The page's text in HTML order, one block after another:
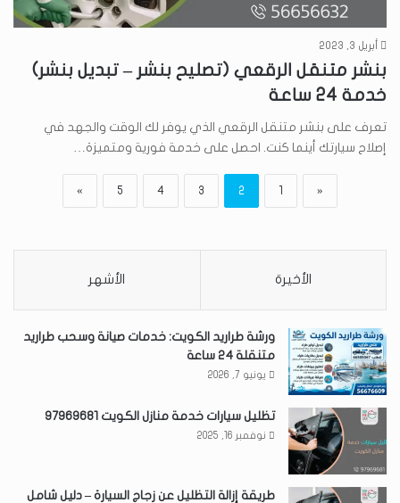
أبريل 3, 2023
بنشر متنقل الرقعي (تصليح بنشر – تبديل بنشر)
خدمة 24 ساعة
تعرف على بنشر متنقل الرقعي الذي يوفر لك الوقت والجهد في
إصلاح سيارتك أينما كنت. احصل على خدمة فورية ومتميزة…
«
2
3
4
5
»
الأخيرة الأشهر
ورشة طراريد الكويت: خدمات صيانة وسحب طراريد
متنقلة 24 ساعة
يونيو 7, 2026
تظليل سيارات خدمة منازل الكويت 97969681
نوفمبر 16, 2025
طريقة إزالة التظليل عن زجاج السيارة – دليل شامل